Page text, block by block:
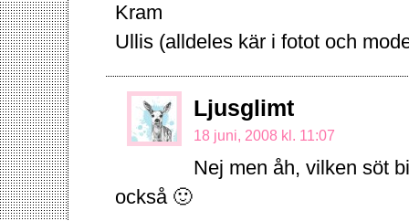
Kram
Ullis (alldeles kär i fotot och
Ljusglimt
18 juni, 2008 kl. 11:07
Nej men åh, vilken söt
också 🙂